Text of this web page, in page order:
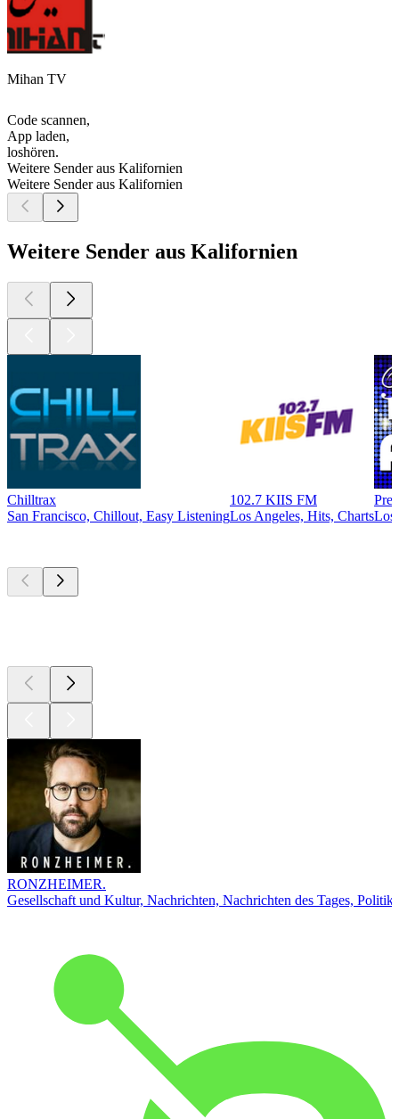
Mihan TV
Code scannen,
App laden,
loshören.
Weitere Sender aus Kalifornien
Weitere Sender aus Kalifornien
Weitere Sender aus Kalifornien
Chilltrax
San Francisco, Chillout, Easy Listening
102.7 KIIS FM
Los Angeles, Hits, ChartsLos
RONZHEIMER.
Gesellschaft und Kultur, Nachrichten, Nachrichten des Tages, Politik